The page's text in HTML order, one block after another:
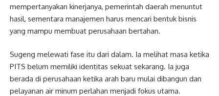
mempertanyakan kinerjanya, pemerintah daerah menuntut
hasil, sementara manajemen harus mencari bentuk bisnis
yang mampu membuat perusahaan bertahan.
Sugeng melewati fase itu dari dalam. Ia melihat masa ketika
PITS belum memiliki identitas sekuat sekarang. Ia juga
berada di perusahaan ketika arah baru mulai dibangun dan
pelayanan air minum perlahan menjadi fokus utama.